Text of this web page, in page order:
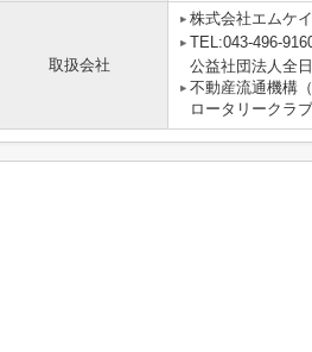
取扱会社
株式会社エムケ
TEL:043-496-
公益社団法人全
不動産流通機構
ロータリークラブ